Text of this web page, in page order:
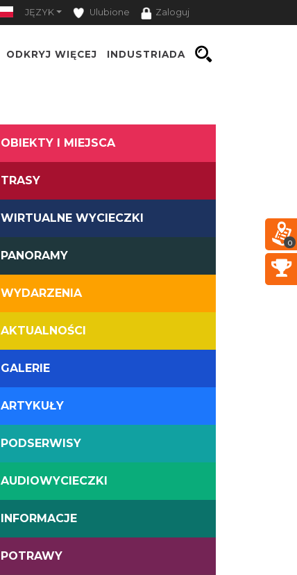
JĘZYK Ulubione Zaloguj
ODKRYJ WIĘCEJ INDUSTRIADA
OBIEKTY I MIEJSCA
TRASY
WIRTUALNE WYCIECZKI
PANORAMY
WYDARZENIA
AKTUALNOŚCI
GALERIE
ARTYKUŁY
PODSERWISY
AUDIOWYCIECZKI
INFORMACJE
POTRAWY
0